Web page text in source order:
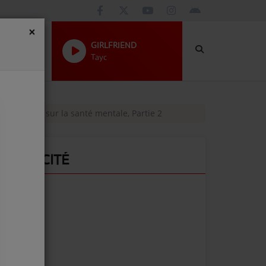
GIRLFRIEND
Tayc
journée sur la santé mentale, Partie 2
PUBLICITÉ
×